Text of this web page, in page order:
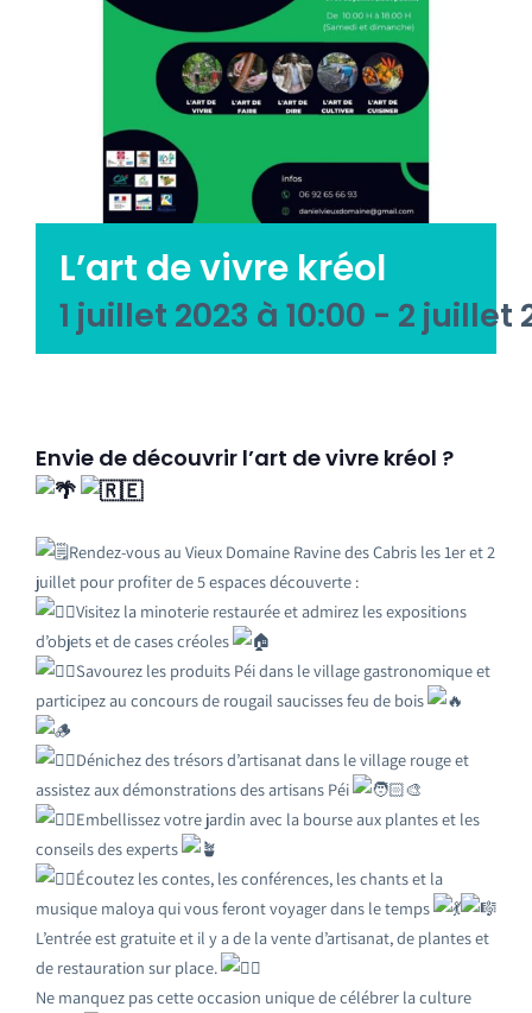
L’art de vivre kréol
1 juillet 2023 à 10:00 - 2 juillet
Envie de découvrir l’art de vivre kréol ?
Rendez-vous au Vieux Domaine Ravine des Cabris les 1er et 2
juillet pour profiter de 5 espaces découverte :
Visitez la minoterie restaurée et admirez les expositions
d’objets et de cases créoles
Savourez les produits Péi dans le village gastronomique et
participez au concours de rougail saucisses feu de bois
Dénichez des trésors d’artisanat dans le village rouge et
assistez aux démonstrations des artisans Péi
Embellissez votre jardin avec la bourse aux plantes et les
conseils des experts
Écoutez les contes, les conférences, les chants et la
musique maloya qui vous feront voyager dans le temps
L’entrée est gratuite et il y a de la vente d’artisanat, de plantes et
de restauration sur place.
Ne manquez pas cette occasion unique de célébrer la culture